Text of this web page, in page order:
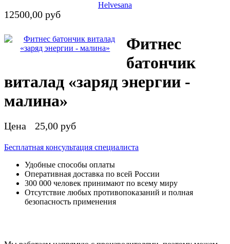
Helvesana
12500,00 руб
Фитнес
батончик
виталад «заряд энергии -
малина»
Цена 25,00 руб
Бесплатная консультация специалиста
Удобные способы оплаты
Оперативная доставка по всей России
300 000 человек принимают по всему миру
Отсутствие любых противопоказаний и полная
безопасность применения